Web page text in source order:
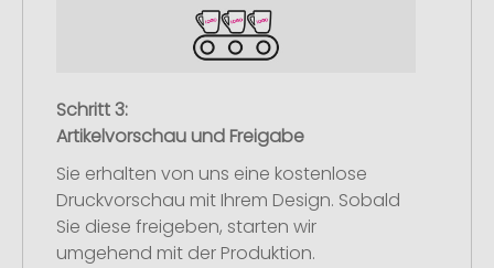
Schritt 3:
Artikelvorschau und Freigabe
Sie erhalten von uns eine kostenlose
Druckvorschau mit Ihrem Design. Sobald
Sie diese freigeben, starten wir
umgehend mit der Produktion.